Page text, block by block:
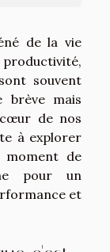
de la vie
souvent
brève mais
de nos
à explorer
moment de
pour un
et